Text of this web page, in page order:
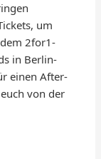
um
2for1-
in Berlin-
einen After-
von der